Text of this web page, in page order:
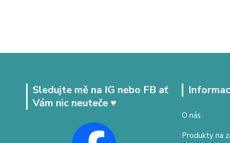
Sledujte mě na IG nebo FB ať
Vám nic neuteče ♥
O nás
Produkty na